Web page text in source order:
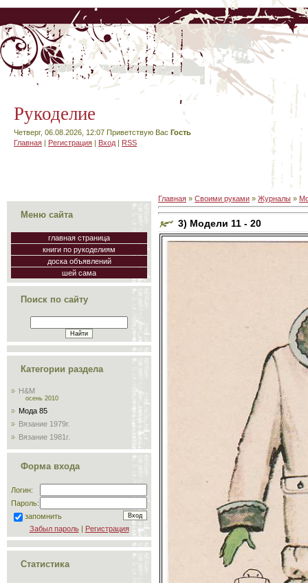
Рукоделие
Четверг, 06.08.2026, 12:07 Приветствую Вас Гость
Главная | Регистрация | Вход | RSS
Меню сайта
главная страница
книги по рукоделиям
доска объявлений
шей сама
Поиск по сайту
Категории раздела
H&M
осень 2010
Мода 85
Вязание 1979г.
Вязание 1981г.
Форма входа
Логин:
Пароль:
запомнить
Забыл пароль| Регистрация
Статистика
Главная » Своими руками » Журналы »
3) Модели 11 - 20